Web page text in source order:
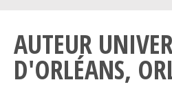
AUTEUR
D'ORLÉANS,